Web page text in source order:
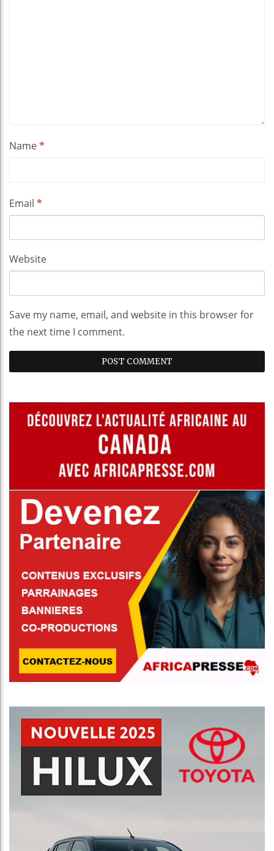
Name*
Email *
Website
Save my name, email, and website in this browser for
the next time I comment.